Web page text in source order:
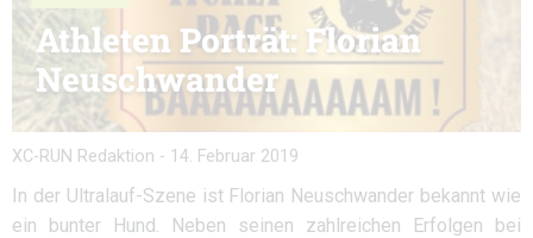
Athleten Porträt: Florian
Neuschwander
XC-RUN Redaktion - 14. Februar 2019
In der Ultralauf-Szene ist Florian Neuschwander bekannt wie
ein bunter Hund. Neben seinen zahlreichen Erfolgen bei